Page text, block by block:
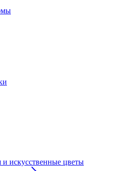
и искусственные цветы